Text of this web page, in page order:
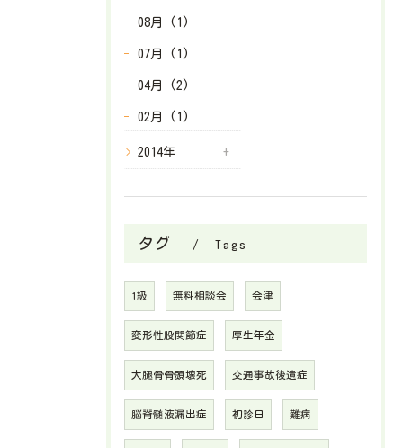
08月 (1)
07月 (1)
04月 (2)
02月 (1)
2014年
タグ Tags
1級 無料相談会 会津
変形性股関節症 厚生年金
大腿骨骨頭壊死 交通事故後遺症
脳脊髄液漏出症 初診日 難病